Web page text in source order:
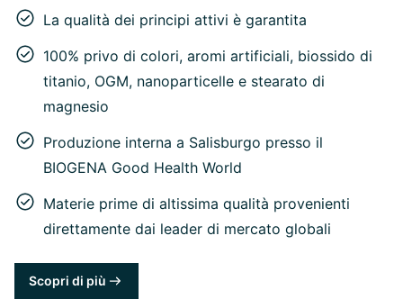
La qualità dei principi attivi è garantita
100% privo di colori, aromi artificiali, biossido di
titanio, OGM, nanoparticelle e stearato di
magnesio
Produzione interna a Salisburgo presso il
BIOGENA Good Health World
Materie prime di altissima qualità provenienti
direttamente dai leader di mercato globali
Scopri di più